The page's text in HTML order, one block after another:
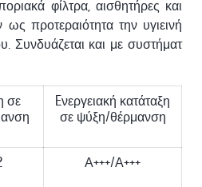
φίλτρα, αισθητήρες και
ως προτεραιότητα την υγιεινή
Συνδυάζεται και με συστήματ
σε
Eνεργειακή κατάταξη
σε ψύξη/θέρμανση
Α+++/Α+++